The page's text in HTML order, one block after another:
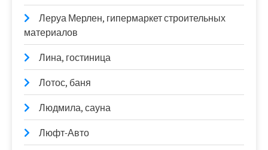
Леруа Мерлен, гипермаркет строительных
материалов
Лина, гостиница
Лотос, баня
Людмила, сауна
Люфт-Авто